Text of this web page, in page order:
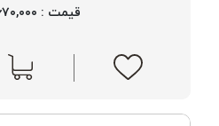
قیمت : ۶۷۰,۰۰۰ تومان